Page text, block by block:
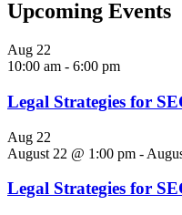
Upcoming Events
Aug 22
10:00 am - 6:00 pm
Legal Strategies for
Aug 22
August 22 @ 1:00 pm -
Legal Strategies for